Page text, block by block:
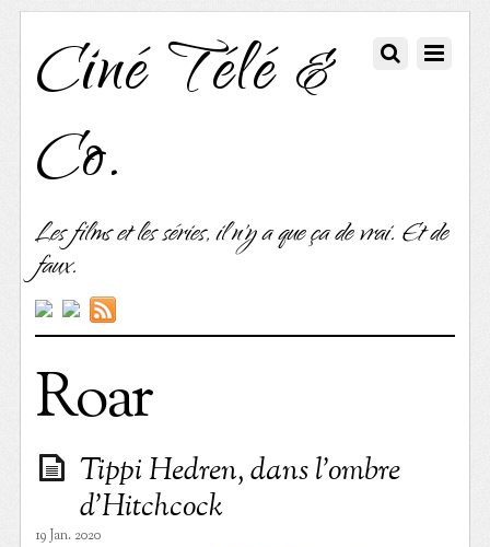
Ciné Télé &
Co.
Les films et les séries, il n'y a que ça de vrai. Et de
faux.
Roar
Tippi Hedren, dans l’ombre
d’Hitchcock
19 Jan. 2020